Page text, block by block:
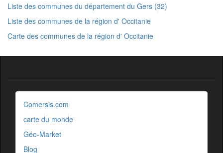
Liste des communes du département du Gers (32)
Liste des communes de la région d' Occitanie
Carte des communes de la région d' Occitanie
Comersis.com
carte du monde
Géo-Market
Blog